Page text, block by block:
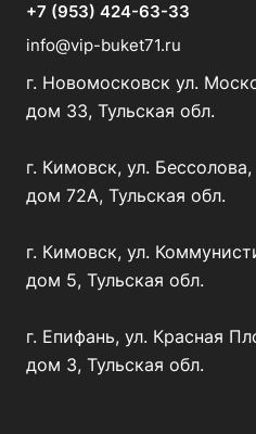
+7 (953) 424-63-33
info@vip-buket71.ru
г. Новомосковск ул.
дом 33, Тульская обл.
г. Кимовск, ул. Бессолова,
дом 72А, Тульская обл.
г. Кимовск, ул.
дом 5, Тульская обл.
г. Епифань, ул. Красная
дом 3, Тульская обл.